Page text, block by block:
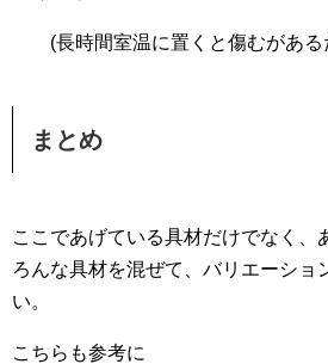
(長時間室温に置くと傷むがある
まとめ
ここであげている具材だけでなく、
ろんな具材を混ぜて、バリエーショ
い。
こちらも参考に